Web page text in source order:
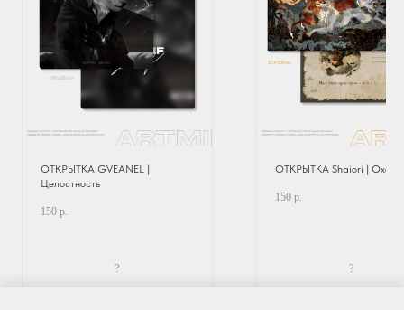
ОТКРЫТКА GVEANEL |
Целостность
150 р.
?
ОТКРЫТКА Shaiori | Охота
150 р.
?